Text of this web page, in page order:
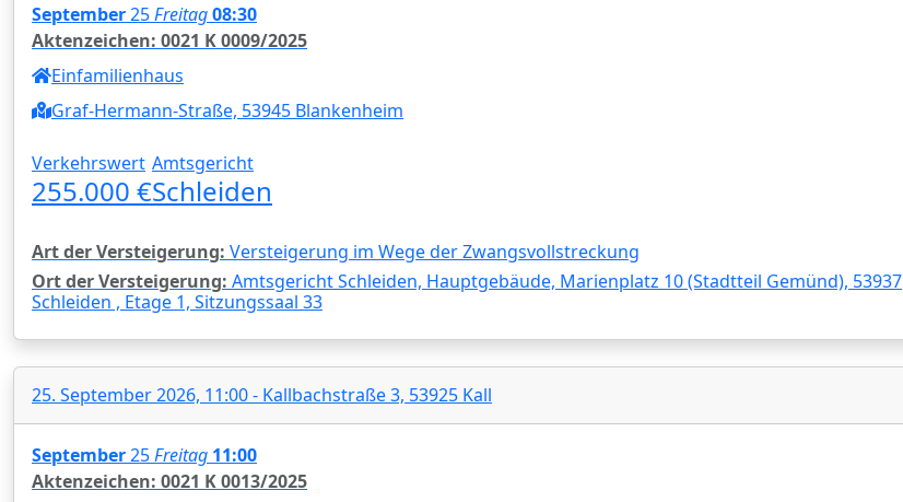
September25Freitag08:30
Aktenzeichen: 0021 K 0009/2025
Einfamilienhaus
Graf-Hermann-Straße, 53945 Blankenheim
Verkehrswert
255.000 €
Amtsgericht
Schleiden
Art der Versteigerung: Versteigerung im Wege der Zwangsvollstreckung
Ort der Versteigerung: Amtsgericht Schleiden, Hauptgebäude, Marienplatz 10 (Stadtteil Gemünd), 53937
Schleiden , Etage 1, Sitzungssaal 33
25. September 2026, 11:00 - Kallbachstraße 3, 53925 Kall
September25Freitag 11:00
Aktenzeichen: 0021 K 0013/2025